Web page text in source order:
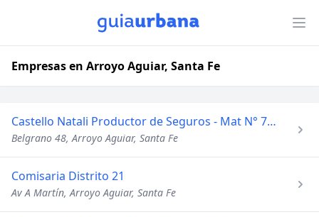
Empresas en Arroyo Aguiar, Santa Fe
Castello Natali Productor de Seguros - Mat N° 75192
Belgrano 48, Arroyo Aguiar, Santa Fe
Comisaria Distrito 21
Av A Martín, Arroyo Aguiar, Santa Fe